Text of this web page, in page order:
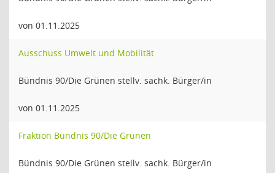
von 01.11.2025
Ausschuss Umwelt und Mobilität
Bündnis 90/Die Grünen stellv. sachk. Bürger/in
von 01.11.2025
Fraktion Bündnis 90/Die Grünen
Bündnis 90/Die Grünen stellv. sachk. Bürger/in